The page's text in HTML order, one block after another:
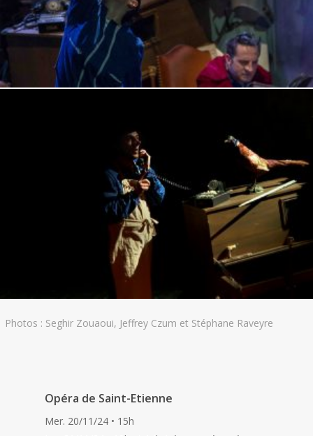
Photos : Seghir Zouaoui, Jeffrey Czum et Stéphane Raveyre
Opéra de Saint-Etienne
Mer. 20/11/24 • 15h